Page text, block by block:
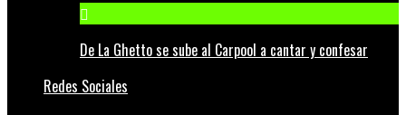
De La Ghetto se sube al Carpool a cantar y confesar
Redes Sociales